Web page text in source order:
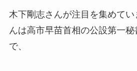
木下剛志さんが注目を集めてい
んは高市早苗首相の公設第一
で、